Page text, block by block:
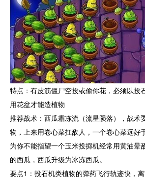
特点：有皮筋僵尸空投或偷你花，必须以投
用花盆才能造植物
推荐战术：西瓜霜冻流（流星陨落），战术
物，上来用卷心菜扛敌人，一个卷心菜远好
为你不能指望一个玉米投掷机经常用黄油
的西瓜，西瓜升级为冰冻西瓜。
要点1：投石机类植物的弹药飞行轨迹快，